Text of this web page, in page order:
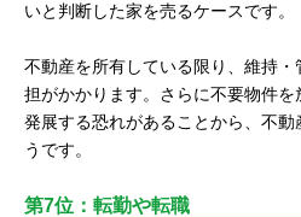
いと判断した家を売るケースです。
不動産を所有している限り、維持
担がかかります。さらに不要物件
発展する恐れがあることから、不
うです。
第7位：転勤や転職